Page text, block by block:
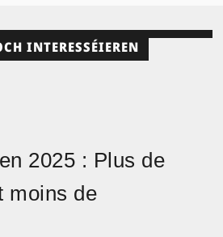
INTERESSÉIEREN
2025 : Plus de
moins de